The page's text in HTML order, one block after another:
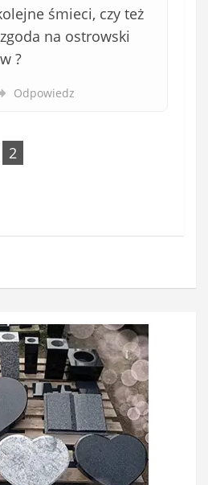
śmieci, czy też
na ostrowski
?
Odpowiedz
2